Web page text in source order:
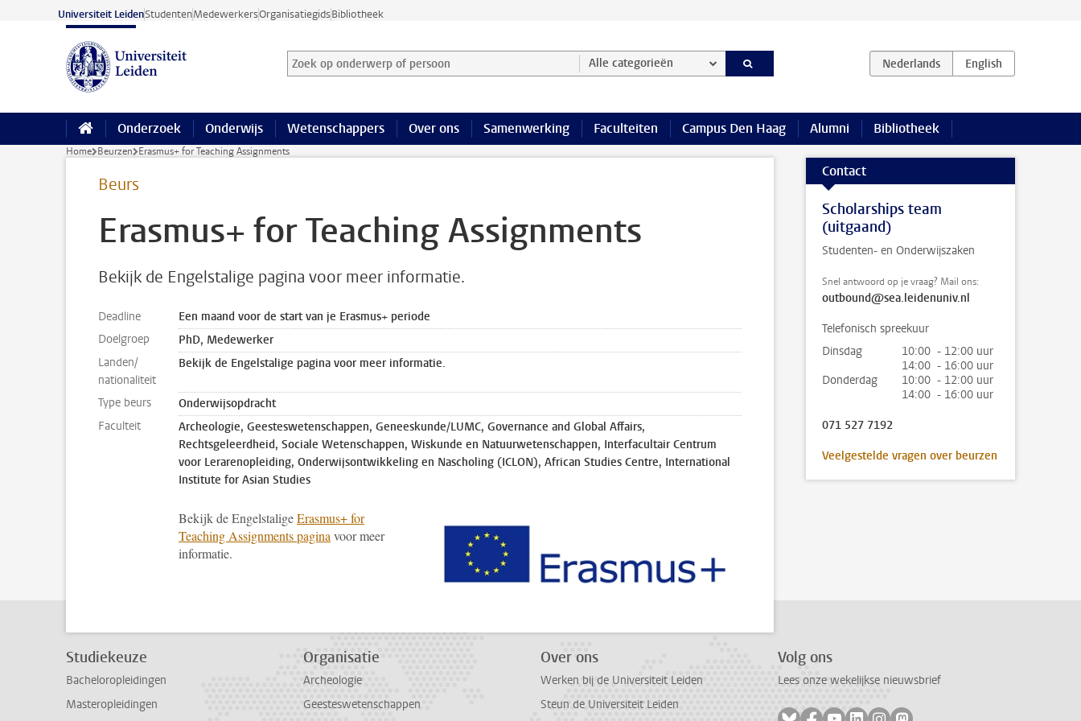
Ga naar hoofdinhoud
Universiteit LeidenStudentenMedewerkersOrganisatiegidsBibliotheek
Zoek op onderwerp of persoon en selecteer categorie
Zoekterm Alle categorieën
Onderzoek Onderwijs Wetenschappers Over ons Samenwerking Faculteiten Campus Den Haag Alumni Bibliotheek
Home Beurzen Erasmus+ for Teaching Assignments
Beurs
Erasmus+ for Teaching Assignments
Bekijk de Engelstalige pagina voor meer informatie.
Deadline
Een maand voor de start van je Erasmus+ periode
Doelgroep
PhD, Medewerker
Landen/
nationaliteit
Bekijk de Engelstalige pagina voor meer informatie.
Type beurs
Onderwijsopdracht
Faculteit
Archeologie, Geesteswetenschappen, Geneeskunde/LUMC, Governance and Global Affairs,
Rechtsgeleerdheid, Sociale Wetenschappen, Wiskunde en Natuurwetenschappen, Interfacultair Centrum
voor Lerarenopleiding, Onderwijsontwikkeling en Nascholing (ICLON), African Studies Centre, International
Institute for Asian Studies
Bekijk de EngelstaligeErasmus+ for
Teaching Assignments pagina voor meer
informatie.
Contact
Scholarships team
(uitgaand)
Studenten- en Onderwijszaken
Snel antwoord op je vraag? Mail ons:
outbound@sea.leidenuniv.nl
Telefonisch spreekuur
Dinsdag
10:00 - 12:00 uur
14:00 - 16:00 uur
Donderdag
10:00 - 12:00 uur
14:00 - 16:00 uur
071 527 7192
Veelgestelde vragen over beurzen
Studiekeuze
Bacheloropleidingen
Masteropleidingen
Organisatie
Archeologie
Geesteswetenschappen
Over ons
Werken bij de Universiteit Leiden
Steun de Universiteit Leiden
Volg ons
Lees onze wekelijkse nieuwsbrief
Volg ons op bluesky
Volg ons op facebook
Volg ons op youtube
Volg ons op linkedin
Volg ons op instagram
Volg ons op mastodon